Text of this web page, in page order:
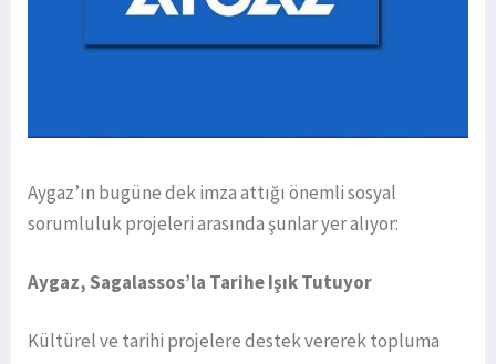
Aygaz’ın bugüne dek imza attığı önemli sosyal
sorumluluk projeleri arasında şunlar yer alıyor:
Aygaz, Sagalassos’la Tarihe Işık Tutuyor
Kültürel ve tarihi projelere destek vererek topluma